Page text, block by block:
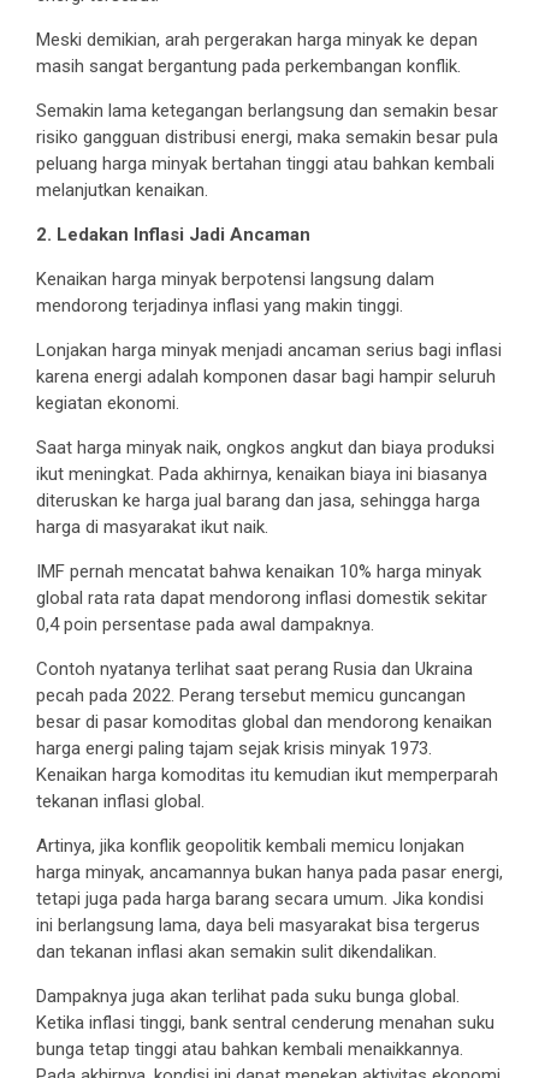
Meski demikian, arah pergerakan harga minyak ke depan
masih sangat bergantung pada perkembangan konflik.
Semakin lama ketegangan berlangsung dan semakin besar
risiko gangguan distribusi energi, maka semakin besar pula
peluang harga minyak bertahan tinggi atau bahkan kembali
melanjutkan kenaikan.
2. Ledakan Inflasi Jadi Ancaman
Kenaikan harga minyak berpotensi langsung dalam
mendorong terjadinya inflasi yang makin tinggi.
Lonjakan harga minyak menjadi ancaman serius bagi inflasi
karena energi adalah komponen dasar bagi hampir seluruh
kegiatan ekonomi.
Saat harga minyak naik, ongkos angkut dan biaya produksi
ikut meningkat. Pada akhirnya, kenaikan biaya ini biasanya
diteruskan ke harga jual barang dan jasa, sehingga harga
harga di masyarakat ikut naik.
IMF pernah mencatat bahwa kenaikan 10% harga minyak
global rata rata dapat mendorong inflasi domestik sekitar
0,4 poin persentase pada awal dampaknya.
Contoh nyatanya terlihat saat perang Rusia dan Ukraina
pecah pada 2022. Perang tersebut memicu guncangan
besar di pasar komoditas global dan mendorong kenaikan
harga energi paling tajam sejak krisis minyak 1973.
Kenaikan harga komoditas itu kemudian ikut memperparah
tekanan inflasi global.
Artinya, jika konflik geopolitik kembali memicu lonjakan
harga minyak, ancamannya bukan hanya pada pasar energi,
tetapi juga pada harga barang secara umum. Jika kondisi
ini berlangsung lama, daya beli masyarakat bisa tergerus
dan tekanan inflasi akan semakin sulit dikendalikan.
Dampaknya juga akan terlihat pada suku bunga global.
Ketika inflasi tinggi, bank sentral cenderung menahan suku
bunga tetap tinggi atau bahkan kembali menaikkannya.